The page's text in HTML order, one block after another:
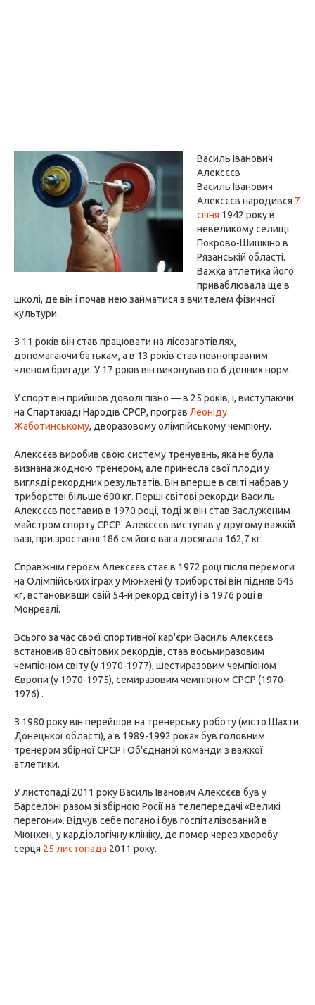
Василь Іванович
Алексєєв
Василь Іванович
Алексєєв народився 7
січня 1942 року в
невеликому селищі
Покрово-Шишкіно в
Рязанській області.
Важка атлетика його
приваблювала ще в
школі, де він і почав нею займатися з вчителем фізичної
культури.
З 11 років він став працювати на лісозаготівлях,
допомагаючи батькам, а в 13 років став повноправним
членом бригади. У 17 років він виконував по 6 денних норм.
У спорт він прийшов доволі пізно — в 25 років, і, виступаючи
на Спартакіаді Народів СРСР, програв Леоніду
Жаботинському, дворазовому олімпійському чемпіону.
Алексєєв виробив свою систему тренувань, яка не була
визнана жодною тренером, але принесла свої плоди у
вигляді рекордних результатів. Він вперше в світі набрав у
триборстві більше 600 кг. Перші світові рекорди Василь
Алексєєв поставив в 1970 році, тоді ж він став Заслуженим
майстром спорту СРСР. Алексєєв виступав у другому важкій
вазі, при зростанні 186 см його вага досягала 162,7 кг.
Справжнім героєм Алексєєв стає в 1972 році після перемоги
на Олімпійських іграх у Мюнхені (у триборстві він підняв 645
кг, встановивши свій 54-й рекорд світу) і в 1976 році в
Монреалі.
Всього за час своєї спортивної кар'єри Василь Алексєєв
встановив 80 світових рекордів, став восьмиразовим
чемпіоном світу (у 1970-1977), шестиразовим чемпіоном
Європи (у 1970-1975), семиразовим чемпіоном СРСР (1970-
1976) .
З 1980 року він перейшов на тренерську роботу (місто Шахти
Донецької області), а в 1989-1992 роках був головним
тренером збірної СРСР і Об'єднаної команди з важкої
атлетики.
У листопаді 2011 року Василь Іванович Алексєєв був у
Барселоні разом зі збірною Росії на телепередачі «Великі
перегони». Відчув себе погано і був госпіталізований в
Мюнхен, у кардіологічну клініку, де помер через хворобу
серця 25 листопада 2011 року.